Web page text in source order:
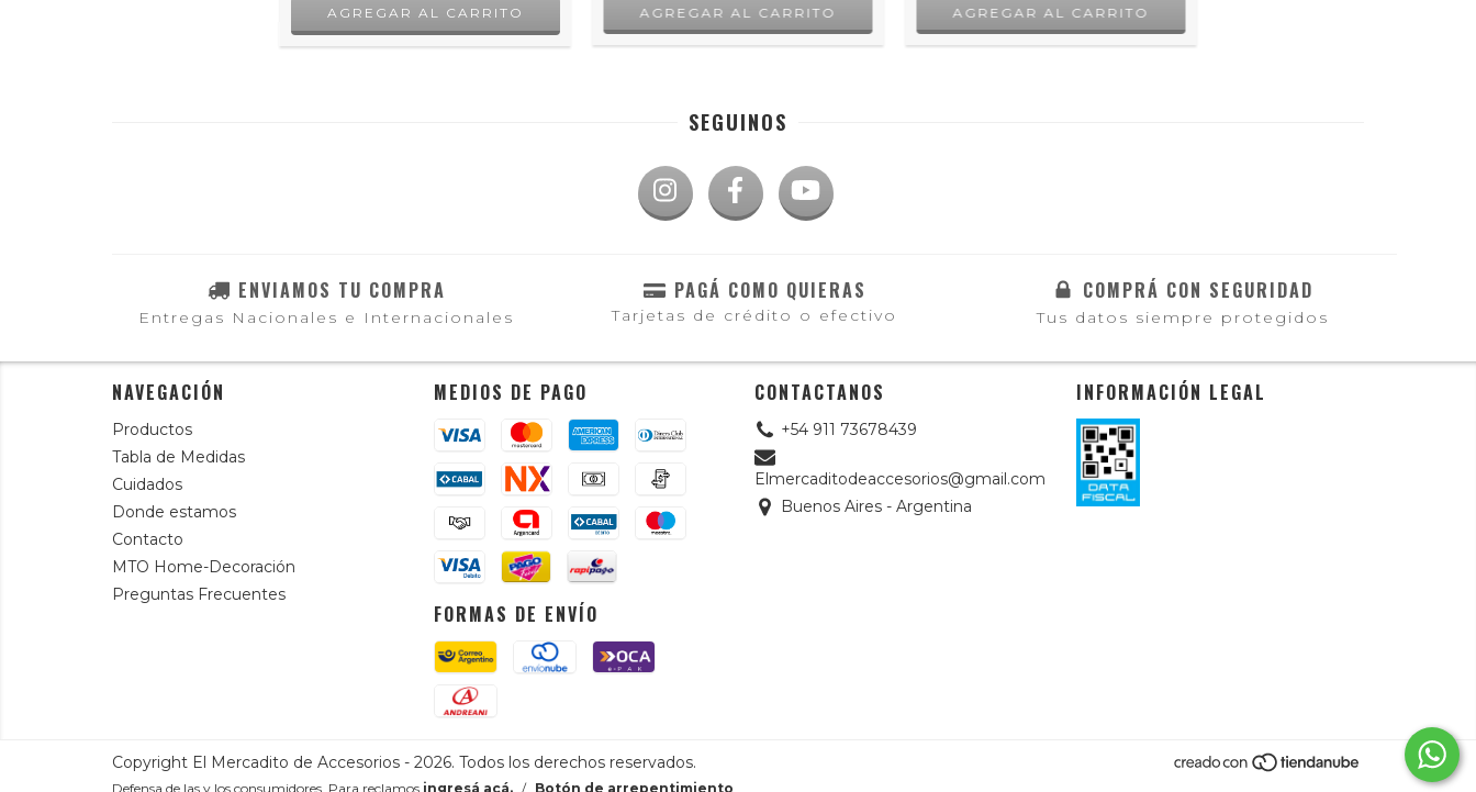
SEGUINOS
ENVIAMOS TU COMPRA
Entregas Nacionales e Internacionales
PAGÁ COMO QUIERAS
Tarjetas de crédito o efectivo
COMPRÁ CON SEGURIDAD
Tus datos siempre protegidos
NAVEGACIÓN
Productos
Tabla de Medidas
Cuidados
Donde estamos
Contacto
MTO Home-Decoración
Preguntas Frecuentes
MEDIOS DE PAGO
FORMAS DE ENVÍO
CONTACTANOS
+54 911 73678439
Elmercaditodeaccesorios@gmail.com
Buenos Aires - Argentina
INFORMACIÓN LEGAL
Copyright El Mercadito de Accesorios - 2026. Todos los derechos reservados.
Defensa de las y los consumidores. Para reclamos ingresá acá. / Botón de arrepentimiento